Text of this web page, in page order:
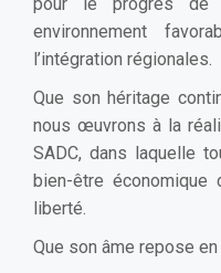
environnement
l’intégration régionales.
Que son héritage
nous œuvrons à la
SADC, dans laquelle
bien-être
liberté.
Que son âme repose